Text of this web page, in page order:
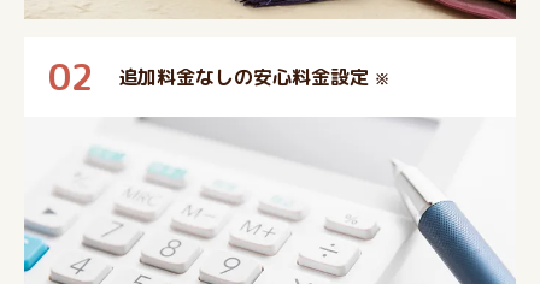
02 追加料金なしの安心料金設定 ※